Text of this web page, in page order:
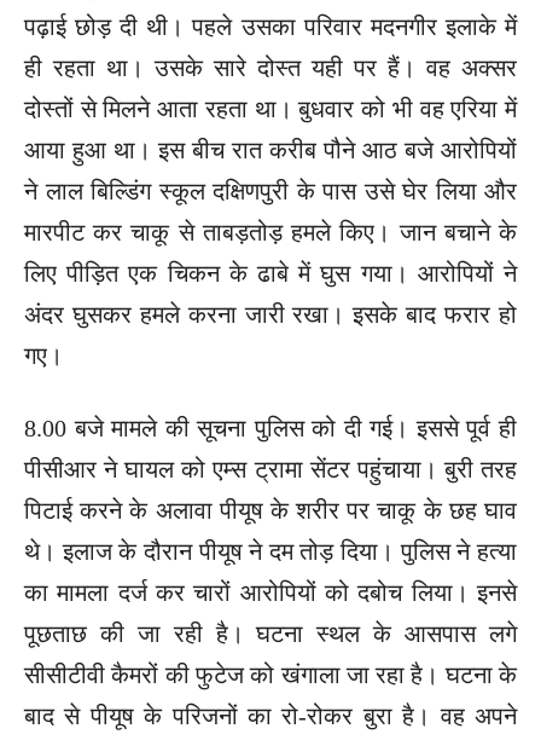
पढ़ाई छोड़ दी थी। पहले उसका परिवार मदनगीर इलाके में
ही रहता था। उसके सारे दोस्त यही पर हैं। वह अक्सर
दोस्तों से मिलने आता रहता था। बुधवार को भी वह एरिया में
आया हुआ था। इस बीच रात करीब पौने आठ बजे आरोपियों
ने लाल बिल्डिंग स्कूल दक्षिणपुरी के पास उसे घेर लिया और
मारपीट कर चाकू से ताबड़तोड़ हमले किए। जान बचाने के
लिए पीड़ित एक चिकन के ढाबे में घुस गया। आरोपियों ने
अंदर घुसकर हमले करना जारी रखा। इसके बाद फरार हो
गए।
8.00 बजे मामले की सूचना पुलिस को दी गई। इससे पूर्व ही
पीसीआर ने घायल को एम्स ट्रामा सेंटर पहुंचाया। बुरी तरह
पिटाई करने के अलावा पीयूष के शरीर पर चाकू के छह घाव
थे। इलाज के दौरान पीयूष ने दम तोड़ दिया। पुलिस ने हत्या
का मामला दर्ज कर चारों आरोपियों को दबोच लिया। इनसे
पूछताछ की जा रही है। घटना स्थल के आसपास लगे
सीसीटीवी कैमरों की फुटेज को खंगाला जा रहा है। घटना के
बाद से पीयूष के परिजनों का रो-रोकर बुरा है। वह अपने